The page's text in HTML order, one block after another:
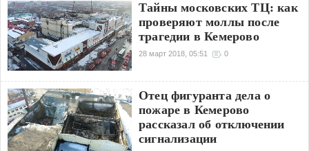
реагирует на предполагаемое
отравление в Великобритании с
использованием
Тайны московских ТЦ: как
проверяют моллы после
трагедии в Кемерово
28 март 2018, 05:51 0
Отец фигуранта дела о
пожаре в Кемерово
рассказал об отключении
сигнализации